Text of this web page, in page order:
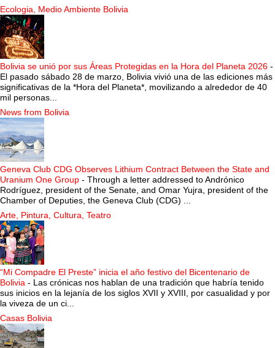
Ecologia, Medio Ambiente Bolivia
Bolivia se unió por sus Áreas Protegidas en la Hora del Planeta 2026 -
El pasado sábado 28 de marzo, Bolivia vivió una de las ediciones más
significativas de la *Hora del Planeta*, movilizando a alrededor de 40
mil personas...
News from Bolivia
Geneva Club CDG Observes Lithium Contract Between the State and
Uranium One Group - Through a letter addressed to Andrónico
Rodríguez, president of the Senate, and Omar Yujra, president of the
Chamber of Deputies, the Geneva Club (CDG) ...
Arte, Pintura, Cultura, Teatro
“Mi Compadre El Preste” inicia el año festivo del Bicentenario de
Bolivia - Las crónicas nos hablan de una tradición que habría tenido
sus inicios en la lejanía de los siglos XVII y XVIII, por casualidad y por
la viveza de un ci...
Casas Bolivia